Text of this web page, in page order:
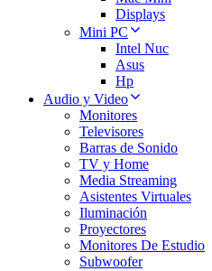
Displays
Mini PC
Intel Nuc
Asus
Hp
Audio y Video
Monitores
Televisores
Barras de Sonido
TV y Home
Media Streaming
Asistentes Virtuales
Iluminación
Proyectores
Monitores De Estudio
Subwoofer